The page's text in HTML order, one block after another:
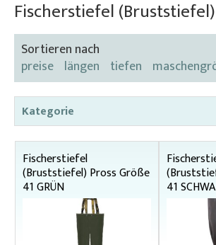
Fischerstiefel (Bruststiefel)
Sortieren nach
preise längen tiefen
Kategorie
Abdecknetze für Fischbehälter,
Absperrnetze
Brutsortierer
Einhängenetze – Decknetze für
Fischerstiefel
(Bruststiefel) Pross Größe
41 GRÜN 41